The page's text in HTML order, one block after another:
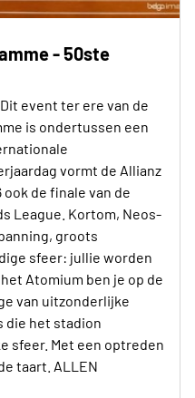
- 50ste
event ter ere van de
is ondertussen een
vormt de Allianz
ook de finale van de
League. Kortom, Neos-
groots
sfeer: jullie worden
Atomium ben je op de
van uitzonderlijke
die het stadion
sfeer. Met een optreden
taart. ALLEN